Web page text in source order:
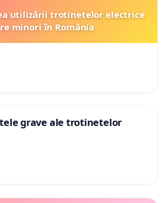
utilizării trotinetelor electrice
minori în România
grave ale trotinetelor